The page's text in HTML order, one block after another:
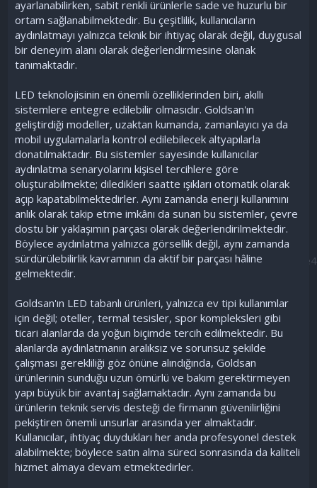
ayarlanabilirken, sabit renkli ürünlerle sade ve huzurlu bir
ortam sağlanabilmektedir. Bu çeşitlilik, kullanıcıların
aydınlatmayı yalnızca teknik bir ihtiyaç olarak değil, duygusal
bir deneyim alanı olarak değerlendirmesine olanak
tanımaktadır.
LED teknolojisinin en önemli özelliklerinden biri, akıllı
sistemlere entegre edilebilir olmasıdır. Goldsan'ın
geliştirdiği modeller, uzaktan kumanda, zamanlayıcı ya da
mobil uygulamalarla kontrol edilebilecek altyapılarla
donatılmaktadır. Bu sistemler sayesinde kullanıcılar
aydınlatma senaryolarını kişisel tercihlere göre
oluşturabilmekte; diledikleri saatte ışıkları otomatik olarak
açıp kapatabilmektedirler. Aynı zamanda enerji kullanımını
anlık olarak takip etme imkânı da sunan bu sistemler, çevre
dostu bir yaklaşımın parçası olarak değerlendirilmektedir.
Böylece aydınlatma yalnızca görsellik değil, aynı zamanda
sürdürülebilirlik kavramının da aktif bir parçası hâline
gelmektedir.
Goldsan'ın LED tabanlı ürünleri, yalnızca ev tipi kullanımlar
için değil; oteller, termal tesisler, spor kompleksleri gibi
ticari alanlarda da yoğun biçimde tercih edilmektedir. Bu
alanlarda aydınlatmanın aralıksız ve sorunsuz şekilde
çalışması gerekliliği göz önüne alındığında, Goldsan
ürünlerinin sunduğu uzun ömürlü ve bakım gerektirmeyen
yapı büyük bir avantaj sağlamaktadır. Aynı zamanda bu
ürünlerin teknik servis desteği de firmanın güvenilirliğini
pekiştiren önemli unsurlar arasında yer almaktadır.
Kullanıcılar, ihtiyaç duydukları her anda profesyonel destek
alabilmekte; böylece satın alma süreci sonrasında da kaliteli
hizmet almaya devam etmektedirler.